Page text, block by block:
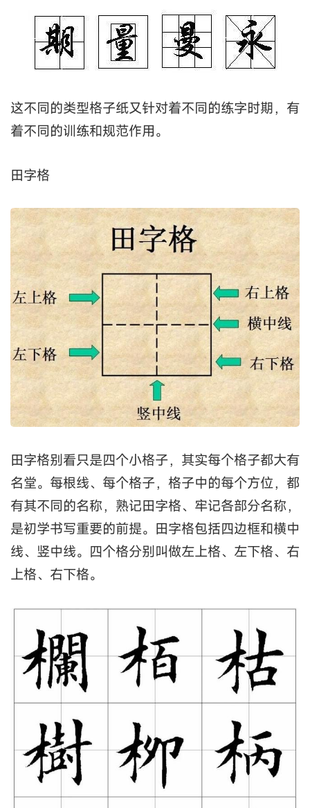
这不同的类型格子纸又针对着不同的练字时期，有
着不同的训练和规范作用。
田字格
田字格别看只是四个小格子，其实每个格子都大有
名堂。每根线、每个格子，格子中的每个方位，都
有其不同的名称，熟记田字格、牢记各部分名称，
是初学书写重要的前提。田字格包括四边框和横中
线、竖中线。四个格分别叫做左上格、左下格、右
上格、右下格。